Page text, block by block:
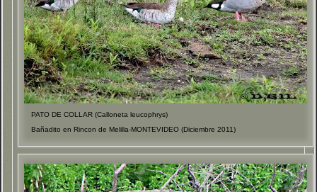
PATO DE COLLAR (Calloneta leucophrys)
Bañadito en Rincon de Melilla-MONTEVIDEO (Diciembre 2011)